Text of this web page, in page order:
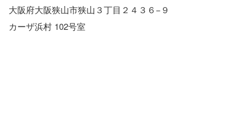
大阪府大阪狭山市狭山３丁目２４３６−９
カーザ浜村 102号室